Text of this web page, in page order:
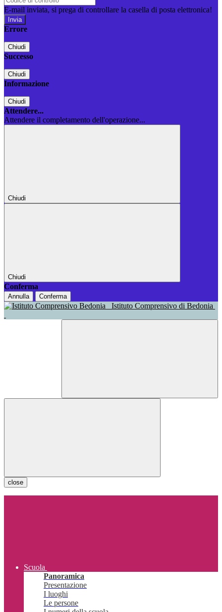
E-mail inviata, si prega di controllare la casella di posta elettronica!
Errore
Chiudi
Successo
Chiudi
Informazione
Chiudi
Attendere...
Attendere il completamento dell'operazione...
Chiudi
Chiudi
Conferma
Annulla Conferma
Istituto Comprensivo di Bedonia
close
Scuola
Panoramica
Presentazione
I luoghi
Le persone